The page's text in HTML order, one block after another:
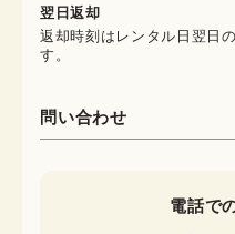
翌日返却
返却時刻はレンタル日翌日
す。
問い合わせ
電話で